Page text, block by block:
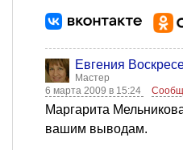
Евгения
Мастер
6 марта 2009 в 15:24
Маргарита
вашим выводам.